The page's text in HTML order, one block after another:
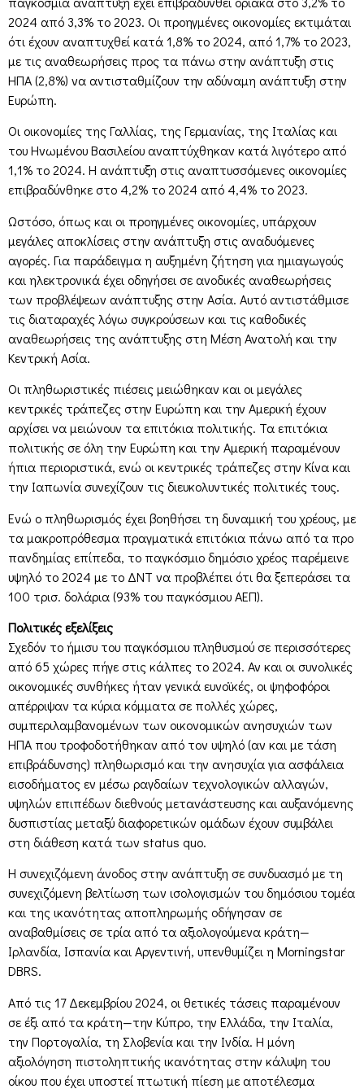
2024 από 3,3% το 2023. Οι προηγμένες οικονομίες εκτιμάται
ότι έχουν αναπτυχθεί κατά 1,8% το 2024, από 1,7% το 2023,
με τις αναθεωρήσεις προς τα πάνω στην ανάπτυξη στις
ΗΠΑ (2,8%) να αντισταθμίζουν την αδύναμη ανάπτυξη στην
Ευρώπη.
Οι οικονομίες της Γαλλίας, της Γερμανίας, της Ιταλίας και
του Ηνωμένου Βασιλείου αναπτύχθηκαν κατά λιγότερο από
1,1% το 2024. Η ανάπτυξη στις αναπτυσσόμενες οικονομίες
επιβραδύνθηκε στο 4,2% το 2024 από 4,4% το 2023.
Ωστόσο, όπως και οι προηγμένες οικονομίες, υπάρχουν
μεγάλες αποκλίσεις στην ανάπτυξη στις αναδυόμενες
αγορές. Για παράδειγμα η αυξημένη ζήτηση για ημιαγωγούς
και ηλεκτρονικά έχει οδηγήσει σε ανοδικές αναθεωρήσεις
των προβλέψεων ανάπτυξης στην Ασία. Αυτό αντιστάθμισε
τις διαταραχές λόγω συγκρούσεων και τις καθοδικές
αναθεωρήσεις της ανάπτυξης στη Μέση Ανατολή και την
Κεντρική Ασία.
Οι πληθωριστικές πιέσεις μειώθηκαν και οι μεγάλες
κεντρικές τράπεζες στην Ευρώπη και την Αμερική έχουν
αρχίσει να μειώνουν τα επιτόκια πολιτικής. Τα επιτόκια
πολιτικής σε όλη την Ευρώπη και την Αμερική παραμένουν
ήπια περιοριστικά, ενώ οι κεντρικές τράπεζες στην Κίνα και
την Ιαπωνία συνεχίζουν τις διευκολυντικές πολιτικές τους.
Ενώ ο πληθωρισμός έχει βοηθήσει τη δυναμική του χρέους, με
τα μακροπρόθεσμα πραγματικά επιτόκια πάνω από τα προ
πανδημίας επίπεδα, το παγκόσμιο δημόσιο χρέος παρέμεινε
υψηλό το 2024 με το ΔΝΤ να προβλέπει ότι θα ξεπεράσει τα
100 τρισ. δολάρια (93% του παγκόσμιου ΑΕΠ).
Πολιτικές εξελίξεις
Σχεδόν το ήμισυ του παγκόσμιου πληθυσμού σε περισσότερες
από 65 χώρες πήγε στις κάλπες το 2024. Αν και οι συνολικές
οικονομικές συνθήκες ήταν γενικά ευνοϊκές, οι ψηφοφόροι
απέρριψαν τα κύρια κόμματα σε πολλές χώρες,
συμπεριλαμβανομένων των οικονομικών ανησυχιών των
ΗΠΑ που τροφοδοτήθηκαν από τον υψηλό (αν και με τάση
επιβράδυνσης) πληθωρισμό και την ανησυχία για ασφάλεια
εισοδήματος εν μέσω ραγδαίων τεχνολογικών αλλαγών,
υψηλών επιπέδων διεθνούς μετανάστευσης και αυξανόμενης
δυσπιστίας μεταξύ διαφορετικών ομάδων έχουν συμβάλει
στη διάθεση κατά των status quo.
Η συνεχιζόμενη άνοδος στην ανάπτυξη σε συνδυασμό με τη
συνεχιζόμενη βελτίωση των ισολογισμών του δημόσιου τομέα
και της ικανότητας αποπληρωμής οδήγησαν σε
αναβαθμίσεις σε τρία από τα αξιολογούμενα κράτη—
Ιρλανδία, Ισπανία και Αργεντινή, υπενθυμίζει η Morningstar
DBRS.
Από τις 17 Δεκεμβρίου 2024, οι θετικές τάσεις παραμένουν
σε έξι από τα κράτη—την Κύπρο, την Ελλάδα, την Ιταλία,
την Πορτογαλία, τη Σλοβενία και την Ινδία. Η μόνη
αξιολόγηση πιστοληπτικής ικανότητας στην κάλυψη του
οίκου που έχει υποστεί πτωτική πίεση με αποτέλεσμα